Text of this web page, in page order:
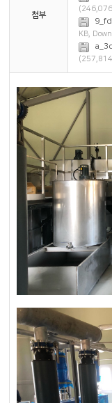
첨부
(246,076
KB,
(257,814